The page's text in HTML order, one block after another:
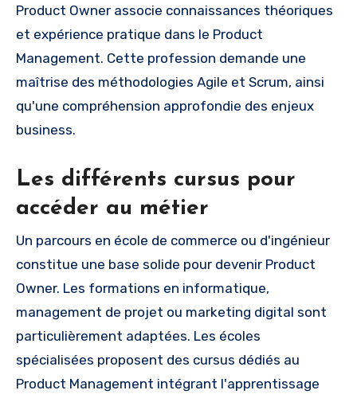
Product Owner associe connaissances théoriques
et expérience pratique dans le Product
Management. Cette profession demande une
maîtrise des méthodologies Agile et Scrum, ainsi
qu'une compréhension approfondie des enjeux
business.
Les différents cursus pour
accéder au métier
Un parcours en école de commerce ou d'ingénieur
constitue une base solide pour devenir Product
Owner. Les formations en informatique,
management de projet ou marketing digital sont
particulièrement adaptées. Les écoles
spécialisées proposent des cursus dédiés au
Product Management intégrant l'apprentissage